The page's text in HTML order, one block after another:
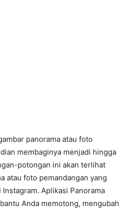
panorama atau foto
membaginya menjadi hingga
potongan ini akan terlihat
atau foto pemandangan yang
Aplikasi Panorama
Anda memotong, mengubah